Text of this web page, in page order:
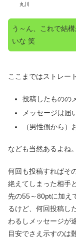
丸川
う～ん、これで結
いな 笑
ここまではストレー
投稿したものの
メッセージは届
（男性側から）
なども当然あるよね。
何回も投稿すればそ
絶えてしまった相手
先の55～80ptに加え
るけど、何回投稿し
わるしメッセージが
目安でさえ示すのは